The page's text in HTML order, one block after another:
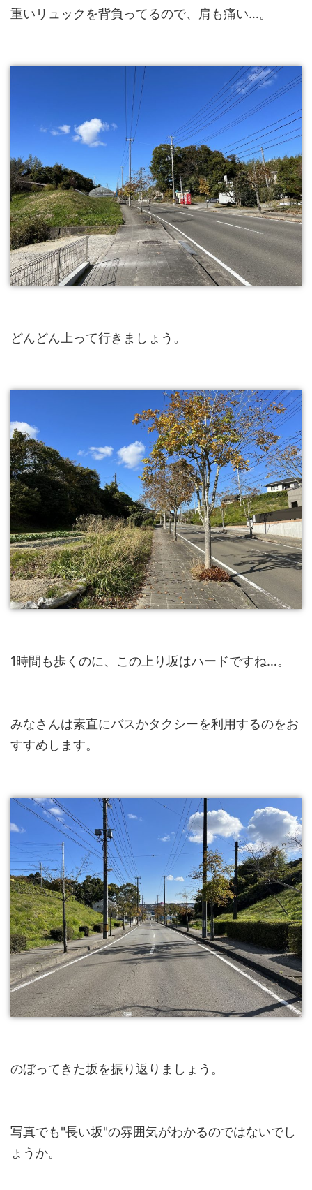
重いリュックを背負ってるので、肩も痛い…。
どんどん上って行きましょう。
1時間も歩くのに、この上り坂はハードですね…。
みなさんは素直にバスかタクシーを利用するのをお
すすめします。
のぼってきた坂を振り返りましょう。
写真でも"長い坂"の雰囲気がわかるのではないでし
ょうか。